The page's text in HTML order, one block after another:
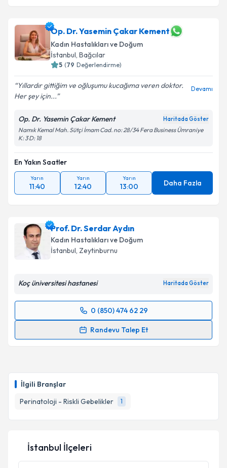
İlgili Branşlar
Perinatoloji - Riskli Gebelikler
1
Op. Dr. Yasemin Çakar Kement
Kadın Hastalıkları ve Doğum
İstanbul, Bağcılar
5 (79 Değerlendirme)
Yıllardır gittiğim ve oğluşumu kucağıma veren doktor.
Her şey için...
Devamı
Op. Dr. Yasemin Çakar Kement Haritada Göster
Namık Kemal Mah. Sütçi İmam Cad. no: 28/34 Fera Business Ümraniye
K: 3 D: 18
En Yakın Saatler
Yarın
11:40
Yarın
12:40
Yarın
13:00 Daha Fazla
Prof. Dr. Serdar Aydın
Kadın Hastalıkları ve Doğum
İstanbul, Zeytinburnu
Koç üniversitesi hastanesi Haritada Göster
0 (850) 474 62 29
Randevu Talep Et
Randevu Takvimi Talebi
E-posta Adresiniz
Kişisel verilerimin işlenmesine ilişkin
Metni'ni okudum ve kişisel verilerimin belirtilen
kapsamda işlenmesini kabul ediyorum.
İstanbul İlçeleri